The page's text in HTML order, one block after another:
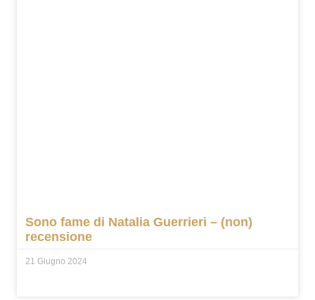
Sono fame di Natalia Guerrieri – (non)
recensione
21 Giugno 2024